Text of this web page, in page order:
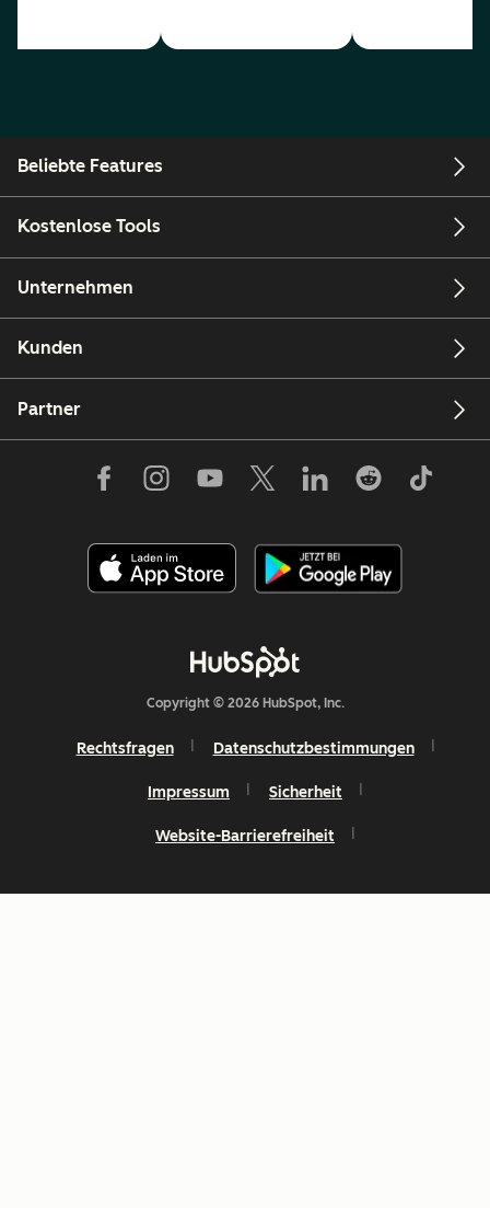
Beliebte Features
Kostenlose Tools
Unternehmen
Kunden
Partner
Copyright © 2026 HubSpot, Inc.
Rechtsfragen Datenschutzbestimmungen
Impressum Sicherheit
Website-Barrierefreiheit